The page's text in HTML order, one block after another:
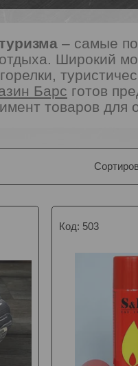
– самые
Широкий
Барс готов
товаров для
503